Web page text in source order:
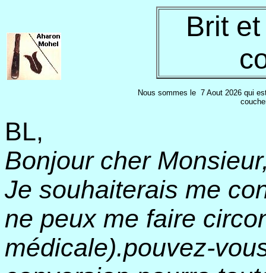
Brit
Nous sommes le 7 Aout 2026 qui
BL,
Bonjour cher
Je souhaiterais me
ne peux me faire
médicale).pouvez-